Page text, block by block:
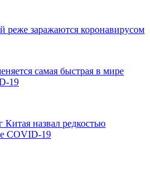
реже заражаются коронавирусом
самая быстрая в мире
19
назвал редкостью
COVID-19